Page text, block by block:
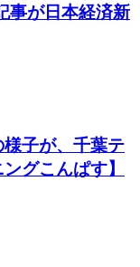
事が日本経済新
様子が、千葉テ
グこんぱす】